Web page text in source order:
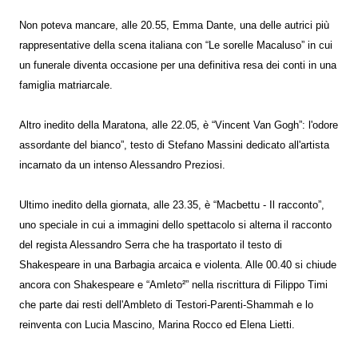
Non poteva mancare, alle 20.55, Emma Dante, una delle autrici più
rappresentative della scena italiana con “Le sorelle Macaluso” in cui
un funerale diventa occasione per una definitiva resa dei conti in una
famiglia matriarcale.
Altro inedito della Maratona, alle 22.05, è “Vincent Van Gogh”: l'odore
assordante del bianco”, testo di Stefano Massini dedicato all'artista
incarnato da un intenso Alessandro Preziosi.
Ultimo inedito della giornata, alle 23.35, è “Macbettu - Il racconto”,
uno speciale in cui a immagini dello spettacolo si alterna il racconto
del regista Alessandro Serra che ha trasportato il testo di
Shakespeare in una Barbagia arcaica e violenta. Alle 00.40 si chiude
ancora con Shakespeare e “Amleto²” nella riscrittura di Filippo Timi
che parte dai resti dell'Ambleto di Testori-Parenti-Shammah e lo
reinventa con Lucia Mascino, Marina Rocco ed Elena Lietti.